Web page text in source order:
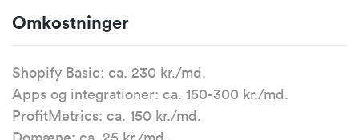
Omkostninger
Shopify Basic: ca. 230 kr./md.
Apps og integrationer: ca. 150-300 kr./md.
ProfitMetrics: ca. 150 kr./md.